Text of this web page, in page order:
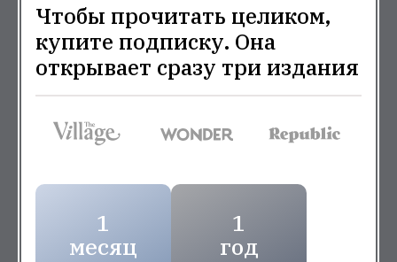
Чтобы прочитать целиком,
купите подписку. Она
открывает сразу три издания
1
месяц
1
год